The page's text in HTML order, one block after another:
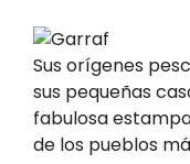
Sus orígenes
sus pequeñas
fabulosa
de los pueblos